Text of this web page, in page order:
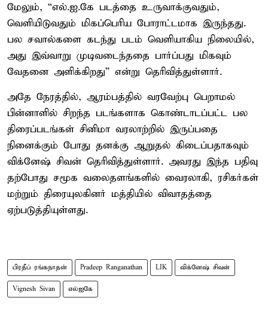
மேலும், “எல்.ஐ.கே படத்தை உருவாக்குவதும்,
வெளியிடுவதும் மிகப்பெரிய போராட்டமாக இருந்தது.
பல சவால்களை கடந்து படம் வெளியாகிய நிலையில்,
அது இவ்வாறு முடிவடைந்ததை பார்ப்பது மிகவும்
வேதனை அளிக்கிறது” என்று தெரிவித்துள்ளார்.
அதே நேரத்தில், ஆரம்பத்தில் வரவேற்பு பெறாமல்
பின்னாளில் சிறந்த படங்களாக கொண்டாடப்பட்ட பல
திரைப்படங்கள் சினிமா வரலாற்றில் இருப்பதை
நினைக்கும் போது தனக்கு ஆறுதல் கிடைப்பதாகவும்
விக்னேஷ் சிவன் தெரிவித்துள்ளார். அவரது இந்த பதிவு
தற்போது சமூக வலைதளங்களில் வைரலாகி, ரசிகர்கள்
மற்றும் திரையுலகினர் மத்தியில் விவாதத்தை
ஏற்படுத்தியுள்ளது.
பிரதீப் ரங்கநாதன் Pradeep Ranganathan LIK விக்னேஷ் சிவன்
Vignesh Sivan எல்ஐகே